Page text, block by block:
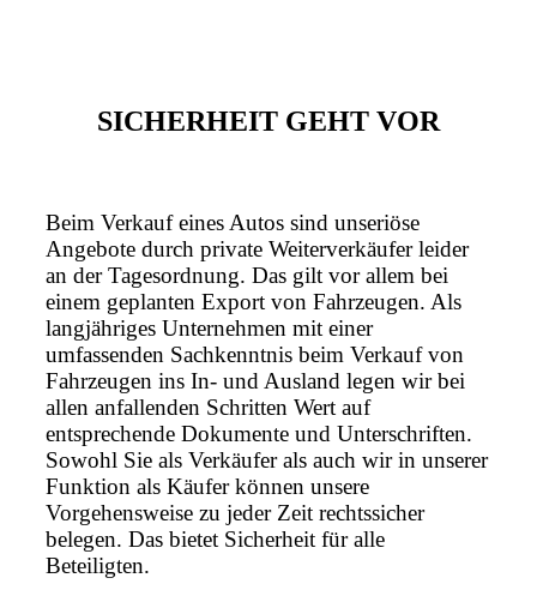
SICHERHEIT GEHT VOR
Beim Verkauf eines Autos sind unseriöse
Angebote durch private Weiterverkäufer leider
an der Tagesordnung. Das gilt vor allem bei
einem geplanten Export von Fahrzeugen. Als
langjähriges Unternehmen mit einer
umfassenden Sachkenntnis beim Verkauf von
Fahrzeugen ins In- und Ausland legen wir bei
allen anfallenden Schritten Wert auf
entsprechende Dokumente und Unterschriften.
Sowohl Sie als Verkäufer als auch wir in unserer
Funktion als Käufer können unsere
Vorgehensweise zu jeder Zeit rechtssicher
belegen. Das bietet Sicherheit für alle
Beteiligten.